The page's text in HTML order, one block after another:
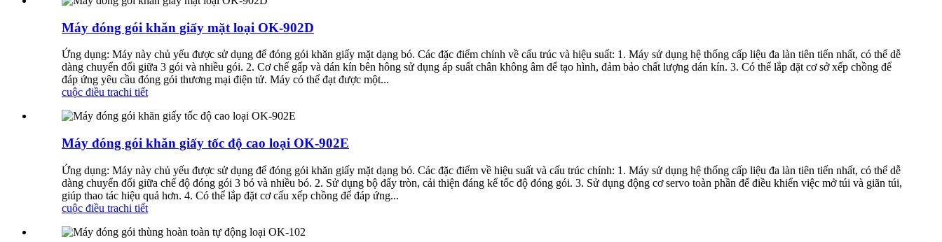
Máy đóng gói khăn giấy mặt loại OK-902D
Ứng dụng: Máy này chủ yếu được sử dụng để đóng gói khăn giấy mặt dạng bó. Các đặc điểm chính về cấu trúc và hiệu suất: 1. Máy sử dụng hệ thống cấp liệu đa làn tiên tiến nhất, có thể dễ
dàng chuyển đổi giữa 3 gói và nhiều gói. 2. Cơ chế gấp và dán kín bên hông sử dụng áp suất chân không âm để tạo hình, đảm bảo chất lượng dán kín. 3. Có thể lắp đặt cơ sở xếp chồng để
đáp ứng yêu cầu đóng gói thương mại điện tử. Máy có thể đạt được một...
cuộc điều trachi tiết
Máy đóng gói khăn giấy tốc độ cao loại OK-902E
Ứng dụng: Máy này chủ yếu được sử dụng để đóng gói khăn giấy mặt dạng bó. Các đặc điểm về hiệu suất và cấu trúc chính: 1. Máy sử dụng hệ thống cấp liệu đa làn tiên tiến nhất, có thể dễ
dàng chuyển đổi giữa chế độ đóng gói 3 bó và nhiều bó. 2. Sử dụng bộ đẩy tròn, cải thiện đáng kể tốc độ đóng gói. 3. Sử dụng động cơ servo toàn phần để điều khiển việc mở túi và giãn túi,
giúp thao tác hiệu quả hơn. 4. Có thể lắp đặt cơ cấu xếp chồng để đáp ứng...
cuộc điều trachi tiết